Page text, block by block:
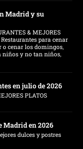
Madrid y su
& MEJORES
Restaurantes para cenar
o cenar los domingos,
niños y no tan niños,
en julio de 2026
PLATOS
Madrid en 2026
dulces y postres